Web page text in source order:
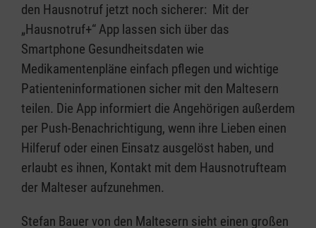
den Hausnotruf jetzt noch sicherer: Mit der
„Hausnotruf+“ App lassen sich über das
Smartphone Gesundheitsdaten wie
Medikamentenpläne einfach pflegen und wichtige
Patienteninformationen sicher mit den Maltesern
teilen. Die App informiert die Angehörigen außerdem
per Push-Benachrichtigung, wenn ihre Lieben einen
Hilferuf oder einen Einsatz ausgelöst haben, und
erlaubt es ihnen, Kontakt mit dem Hausnotrufteam
der Malteser aufzunehmen.
Stefan Bauer von den Maltesern sieht einen großen